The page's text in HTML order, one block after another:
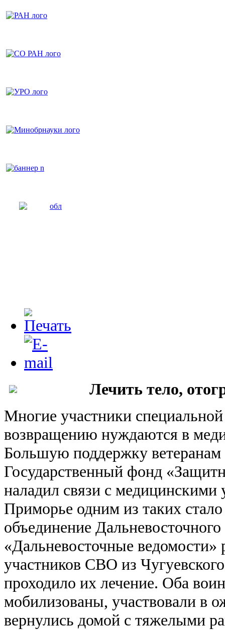
Лечить тело,
Многие участники
возвращению нуждаются в
Большую поддержку
Государственный фонд
наладил связи с
Приморье одним из таких
объединение
«Дальневосточные ведомости»
участников СВО из
проходило их лечение. Оба
мобилизованы, участвовали в
вернулись домой с тяжелыми